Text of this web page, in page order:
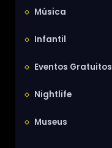
Música
Infantil
Eventos Gratuitos
Nightlife
Museus